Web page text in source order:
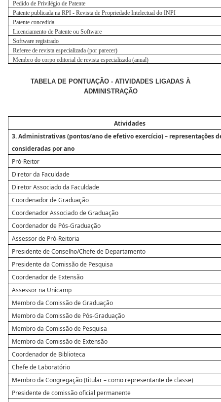
Pedido de Privilégio de Patente
Patente publicada na RPI - Revista de Propriedade Intelectual do INPI
Patente concedida
Licenciamento de Patente ou Software
Software registrado
Referee de revista especializada (por parecer)
Membro do corpo editorial de revista especializada (anual)
TABELA DE PONTUAÇÃO - ATIVIDADES LIGADAS À
ADMINISTRAÇÃO
Atividades
3. Administrativas (pontos/ano de efetivo exercício) – representações
consideradas por ano
Pró-Reitor
Diretor da Faculdade
Diretor Associado da Faculdade
Coordenador de Graduação
Coordenador Associado de Graduação
Coordenador de Pós-Graduação
Assessor de Pró-Reitoria
Presidente de Conselho/Chefe de Departamento
Presidente da Comissão de Pesquisa
Coordenador de Extensão
Assessor na Unicamp
Membro da Comissão de Graduação
Membro da Comissão de Pós-Graduação
Membro da Comissão de Pesquisa
Membro da Comissão de Extensão
Coordenador de Biblioteca
Chefe de Laboratório
Membro da Congregação (titular – como representante de classe)
Presidente de comissão oficial permanente